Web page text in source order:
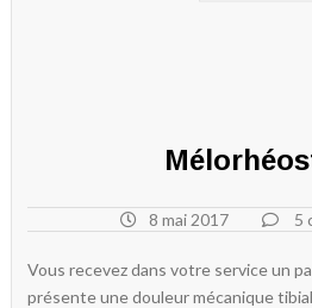
8 mai 2017 5
Vous recevez dans votre service un
présente une douleur mécanique